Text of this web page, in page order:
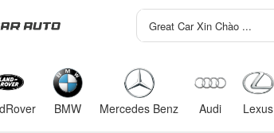
BMW Mercedes Benz Audi Lexus